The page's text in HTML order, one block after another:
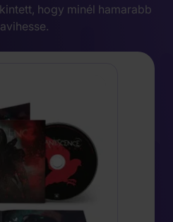
hogy minél hamarabb